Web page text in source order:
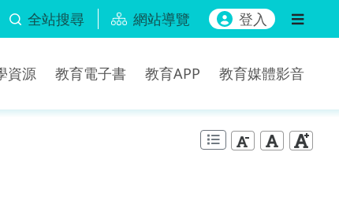
全站搜尋 網站導覽 登入
資源 教育電子書 教育APP 教育媒體影音